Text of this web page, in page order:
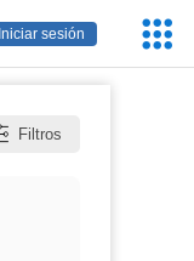
Iniciar sesión
Filtros